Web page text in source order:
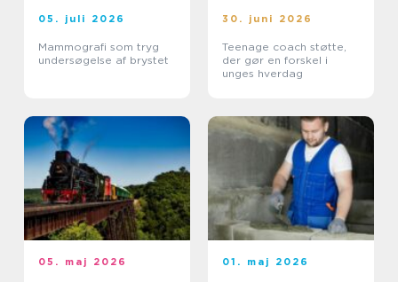
05. juli 2026
Mammografi som tryg
undersøgelse af brystet
30. juni 2026
Teenage coach støtte,
der gør en forskel i
unges hverdag
05. maj 2026 01. maj 2026